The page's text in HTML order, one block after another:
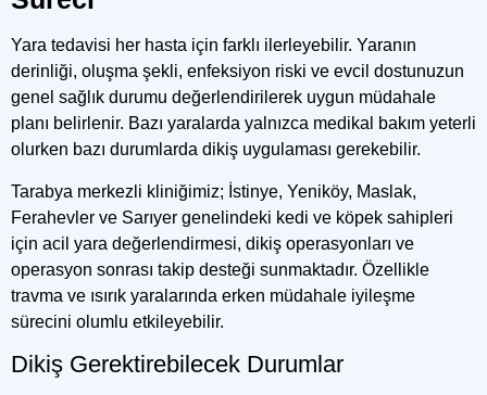
Yara tedavisi her hasta için farklı ilerleyebilir. Yaranın
derinliği, oluşma şekli, enfeksiyon riski ve evcil dostunuzun
genel sağlık durumu değerlendirilerek uygun müdahale
planı belirlenir. Bazı yaralarda yalnızca medikal bakım yeterli
olurken bazı durumlarda dikiş uygulaması gerekebilir.
Tarabya merkezli kliniğimiz; İstinye, Yeniköy, Maslak,
Ferahevler ve Sarıyer genelindeki kedi ve köpek sahipleri
için acil yara değerlendirmesi, dikiş operasyonları ve
operasyon sonrası takip desteği sunmaktadır. Özellikle
travma ve ısırık yaralarında erken müdahale iyileşme
sürecini olumlu etkileyebilir.
Dikiş Gerektirebilecek Durumlar